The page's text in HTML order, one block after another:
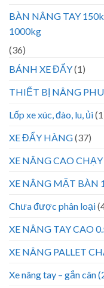
BÀN NÂNG TAY
1000kg
(36)
BÁNH XE ĐẨY(1)
THIẾT BỊ NÂNG
Lốp xe xúc, đào, lu, ủi
XE ĐẨY HÀNG(37)
XE NÂNG CAO
XE NÂNG MẶT BÀN
Chưa được phân loại
XE NÂNG TAY CAO
XE NÂNG PALLET
Xe nâng tay – gắn cân